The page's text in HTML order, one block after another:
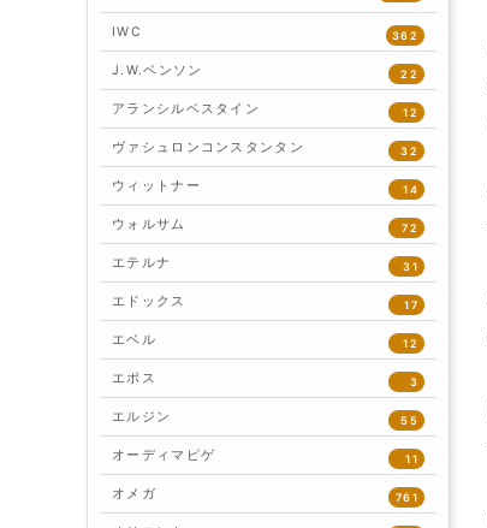
IWC 362
J.W.ベンソン 22
アランシルベスタイン 12
ヴァシュロンコンスタンタン 32
ウィットナー 14
ウォルサム 72
エテルナ 31
エドックス 17
エベル 12
エポス 3
エルジン 55
オーディマピゲ 11
オメガ 761